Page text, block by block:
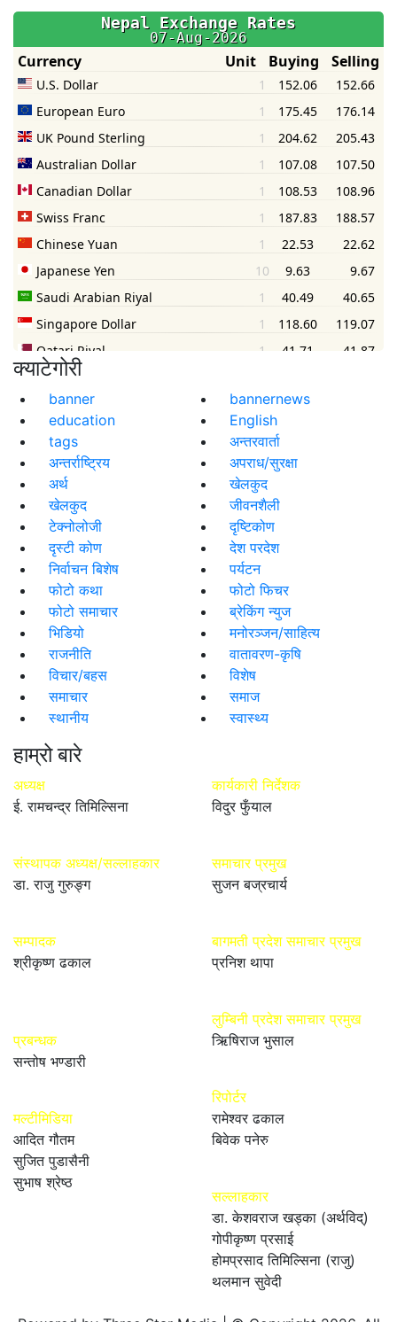
क्याटेगोरी
banner
bannernews
education
English
tags
अन्तरवार्ता
अन्तर्राष्ट्रिय
अपराध/सुरक्षा
अर्थ
खेलकुद
खेलकुद
जीवनशैली
टेक्नोलोजी
दृष्टिकोण
दृस्टी कोण
देश परदेश
निर्वाचन बिशेष
पर्यटन
फोटो कथा
फोटो फिचर
फोटो समाचार
ब्रेकिंग न्युज
भिडियो
मनोरञ्जन/साहित्य
राजनीति
वातावरण-कृषि
विचार/बहस
विशेष
समाचार
समाज
स्थानीय
स्वास्थ्य
हाम्रो बारे
अध्यक्ष
ई. रामचन्द्र तिमिल्सिना
संस्थापक अध्यक्ष/सल्लाहकार
डा. राजु गुरुङ्ग
सम्पादक
श्रीकृष्ण ढकाल
प्रबन्धक
सन्तोष भण्डारी
मल्टीमिडिया
आदित गौतम
सुजित पुडासैनी
सुभाष श्रेष्ठ
कार्यकारी निर्देशक
विदुर फुँयाल
समाचार प्रमुख
सुजन बज्रचार्य
बागमती प्रदेश समाचार प्रमुख
प्रनिश थापा
लुम्बिनी प्रदेश समाचार प्रमुख
ऋिषिराज भुसाल
रिपोर्टर
रामेश्वर ढकाल
बिवेक पनेरु
सल्लाहकार
डा. केशवराज खड्का (अर्थविद्)
गोपीकृष्ण प्रसाई
होमप्रसाद तिमिल्सिना (राजु)
थलमान सुवेदी